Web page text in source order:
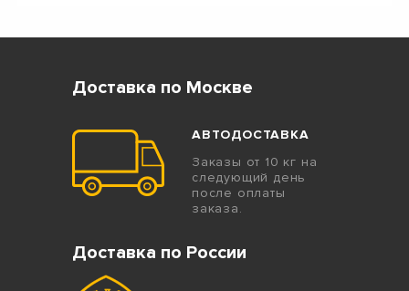
Доставка по Москве
АВТОДОСТАВКА
Заказы от 10 кг на
следующий день
после оплаты
заказа.
Доставка по России